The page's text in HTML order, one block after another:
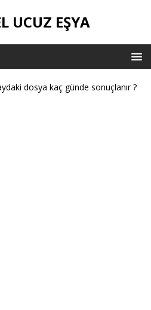
UCUZ EŞYA
dosya kaç günde sonuçlanır ?